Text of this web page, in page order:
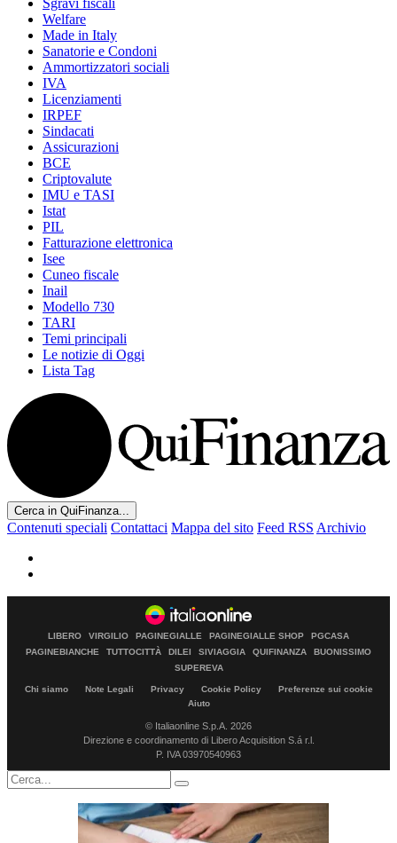
Sgravi fiscali
Welfare
Made in Italy
Sanatorie e Condoni
Ammortizzatori sociali
IVA
Licenziamenti
IRPEF
Sindacati
Assicurazioni
BCE
Criptovalute
IMU e TASI
Istat
PIL
Fatturazione elettronica
Isee
Cuneo fiscale
Inail
Modello 730
TARI
Temi principali
Le notizie di Oggi
Lista Tag
Cerca in QuiFinanza...
Contenuti speciali Contattaci Mappa del sito Feed RSS Archivio
LIBERO VIRGILIO PAGINEGIALLE PAGINEGIALLE SHOP
PGCASA
PAGINEBIANCHE
TUTTOCITTÀ DILEI SIVIAGGIA QUIFINANZA
BUONISSIMO
SUPEREVA
Chi siamo Note Legali Privacy Cookie Policy
Preferenze sui cookie
Aiuto
© Italiaonline S.p.A. 2026
Direzione e coordinamento di Libero Acquisition S.á r.l.
P. IVA 03970540963